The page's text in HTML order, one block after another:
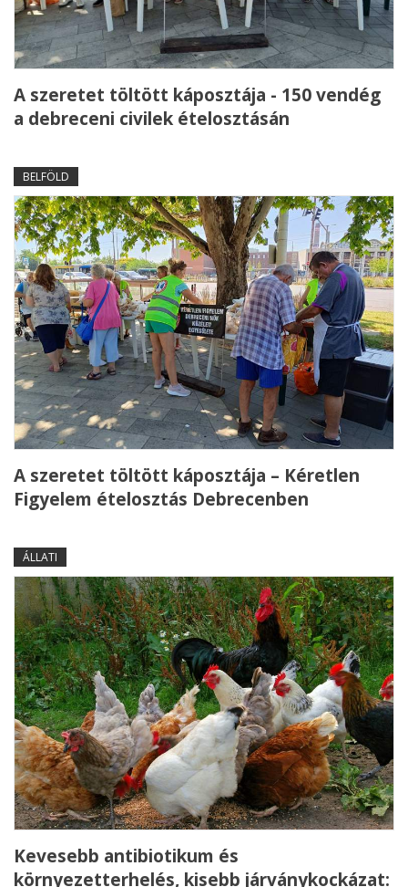
A szeretet töltött káposztája - 150 vendég
a debreceni civilek ételosztásán
BELFÖLD
A szeretet töltött káposztája – Kéretlen
Figyelem ételosztás Debrecenben
ÁLLATI
Kevesebb antibiotikum és
környezetterhelés, kisebb járványkockázat: